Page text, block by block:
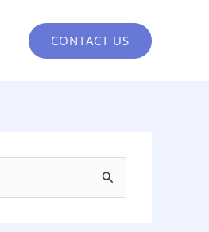
CONTACT US